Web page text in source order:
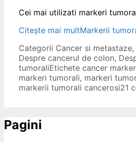
Cei mai utilizati markeri
Citește mai multMarkerii
Categorii Cancer si metastaze,
Despre cancerul de colon,
tumoraliEtichete cancer
markeri tumorali, markeri
markerii tumorali cancerosi21
Pagini